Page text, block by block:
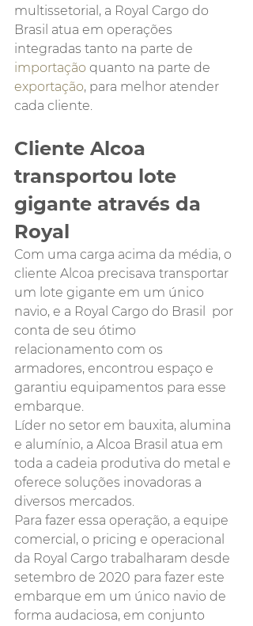
multissetorial, a Royal Cargo do
Brasil atua em operações
integradas tanto na parte de
importação quanto na parte de
exportação, para melhor atender
cada cliente.
Cliente Alcoa
transportou lote
gigante através da
Royal
Com uma carga acima da média, o
cliente Alcoa precisava transportar
um lote gigante em um único
navio, e a Royal Cargo do Brasil  por
conta de seu ótimo
relacionamento com os
armadores, encontrou espaço e
garantiu equipamentos para esse
embarque.
Líder no setor em bauxita, alumina
e alumínio, a Alcoa Brasil atua em
toda a cadeia produtiva do metal e
oferece soluções inovadoras a
diversos mercados.
Para fazer essa operação, a equipe
comercial, o pricing e operacional
da Royal Cargo trabalharam desde
setembro de 2020 para fazer este
embarque em um único navio de
forma audaciosa, em conjunto